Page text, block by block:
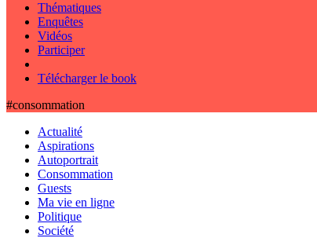
Thématiques
Enquêtes
Vidéos
Participer
Télécharger le book
#consommation
Actualité
Aspirations
Autoportrait
Consommation
Guests
Ma vie en ligne
Politique
Société